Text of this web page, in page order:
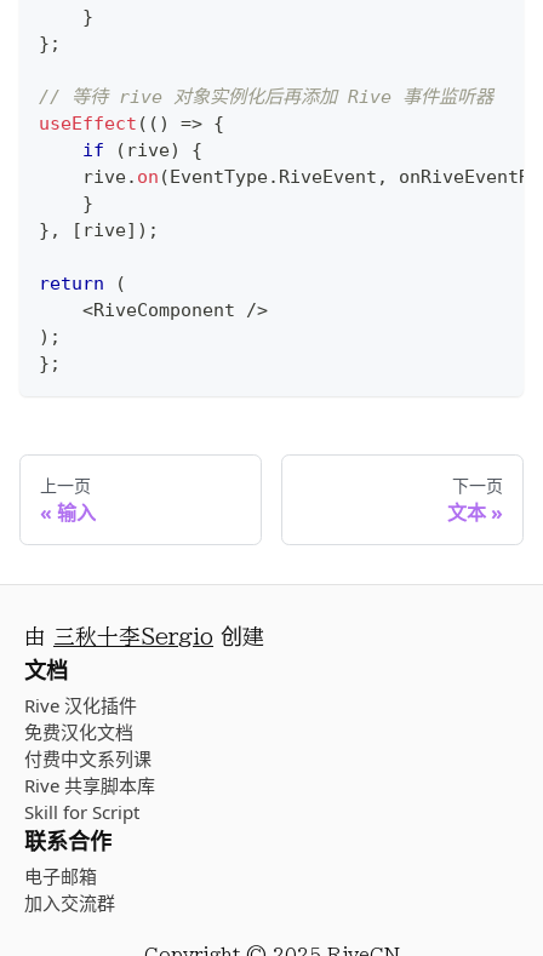
}
} ;
// 等待 rive 对象实例化后再添加 Rive 事件监听器
useEffect ( ( ) => {
if
( rive)
{
    rive
. on (EventType. RiveEvent ,
}
} , [ rive] ) ;
return
(
<RiveComponent />
) ;
} ;
上一页
输入
下一页
文本
由 三秋十李Sergio 创建
文档
Rive 汉化插件
免费汉化文档
付费中文系列课
Rive 共享脚本库
Skill for Script
联系合作
电子邮箱
加入交流群